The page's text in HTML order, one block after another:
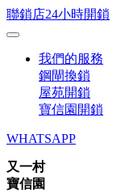
聯鎖店24小時開鎖
我們的服務
鋼閘換鎖
屋苑開鎖
寶信園開鎖
WHATSAPP
又一村
寶信園